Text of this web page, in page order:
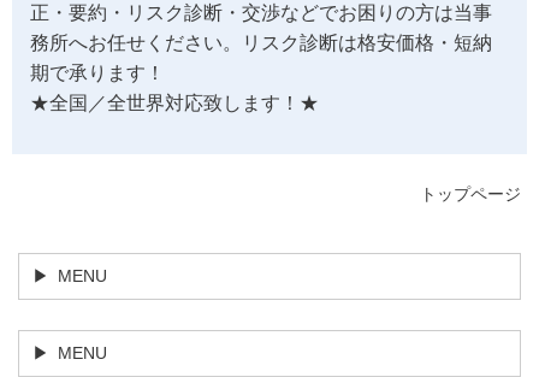
正・要約・リスク診断・交渉などでお困りの方は当事
務所へお任せください。リスク診断は格安価格・短納
期で承ります！
★全国／全世界対応致します！★
トップページ
MENU
MENU